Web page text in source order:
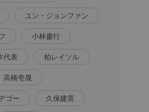
ユン・ジョンファン
小林慶行
代表 柏レイソル
高橋壱晟
ゴー 久保建英